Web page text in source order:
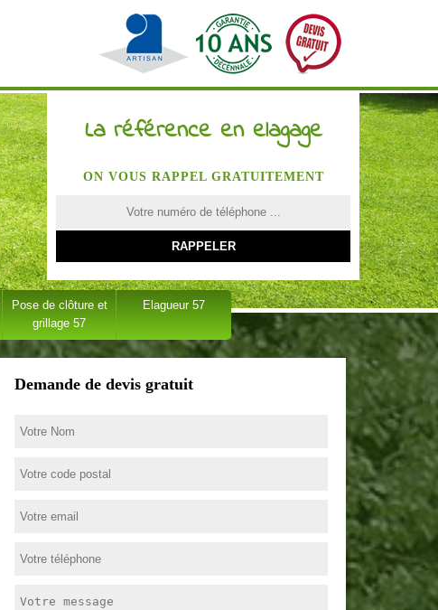
La référence en elagage
ON VOUS RAPPEL GRATUITEMENT
Pose de clôture et
grillage 57
Elagueur 57
Demande de devis gratuit